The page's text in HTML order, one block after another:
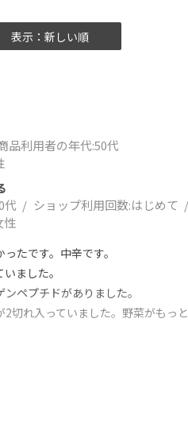
表示：新しい順
品利用者の年代:50代
代 ショップ利用回数:はじめて
性
たです。中辛です。
ました。
ペプチドがありました。
切れ入っていました。野菜がもっ